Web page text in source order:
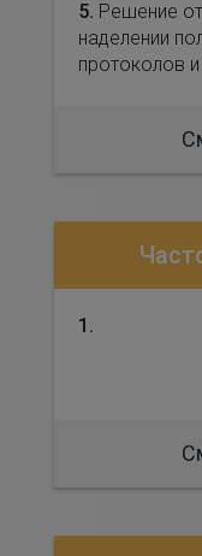
5. Решение
наделении
протоколов
1.